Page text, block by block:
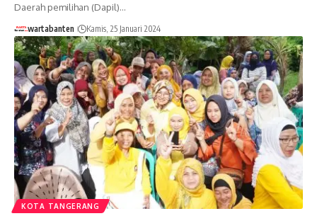
Daerah pemilihan (Dapil)…
wartabanten Kamis, 25 Januari 2024
KOTA TANGERANG